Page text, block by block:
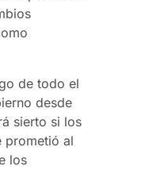
de todo el
desde
sierto si los
prometió al
los